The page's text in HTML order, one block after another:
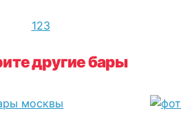
123
другие бары